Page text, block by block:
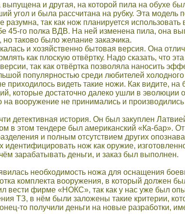
и другая, на которой пила на обухе
угол и была рассчитана на рубку. Эта модель
так как нож планируется
45-го полка ВДВ. На ней изменена пила, она
таково было желание заказчика.
и хозяйственно бытовая версия. Она
как плоскую отвёртку. Надо сказать, что
так как отвёртка позволяла наносить
популярностью среди любителей
приходилось видеть такие ножи. Как видите,
которые достаточно далеко ушли в эволюции
на вооружение не принимались и
детективная история. Он был закуплен
в этом тендере был американский «Ка-бар».
и полным отсутствием других
нож как оружие,
зарабатывать деньги, и заказ был выполнен.
необходимость ножа для оснащения
комплекта вооружения, в который должен
вести фирме «НОКС», так как у нас уже был
ТЗ, в нём были заложены такие критерии,
то получили деньги на новые разработки,